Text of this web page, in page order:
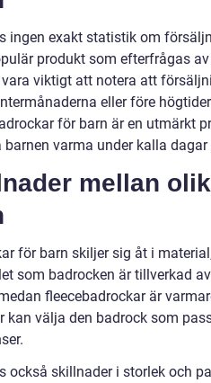
ingen exakt statistik om
produkt som efterfrågas
viktigt att notera att
eller före
för barn är en utmärkt
varma under kalla dagar
mellan
för barn skiljer sig åt i
som badrocken är tillverkad
fleecebadrockar är
kan välja den badrock som
också skillnader i storlek och